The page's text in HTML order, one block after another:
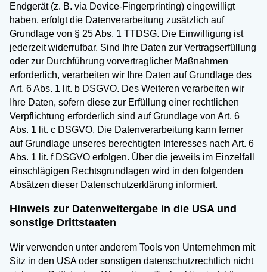
Endgerät (z. B. via Device-Fingerprinting) eingewilligt
haben, erfolgt die Datenverarbeitung zusätzlich auf
Grundlage von § 25 Abs. 1 TTDSG. Die Einwilligung ist
jederzeit widerrufbar. Sind Ihre Daten zur Vertragserfüllung
oder zur Durchführung vorvertraglicher Maßnahmen
erforderlich, verarbeiten wir Ihre Daten auf Grundlage des
Art. 6 Abs. 1 lit. b DSGVO. Des Weiteren verarbeiten wir
Ihre Daten, sofern diese zur Erfüllung einer rechtlichen
Verpflichtung erforderlich sind auf Grundlage von Art. 6
Abs. 1 lit. c DSGVO. Die Datenverarbeitung kann ferner
auf Grundlage unseres berechtigten Interesses nach Art. 6
Abs. 1 lit. f DSGVO erfolgen. Über die jeweils im Einzelfall
einschlägigen Rechtsgrundlagen wird in den folgenden
Absätzen dieser Datenschutzerklärung informiert.
Hinweis zur Datenweitergabe in die USA und
sonstige Drittstaaten
Wir verwenden unter anderem Tools von Unternehmen mit
Sitz in den USA oder sonstigen datenschutzrechtlich nicht